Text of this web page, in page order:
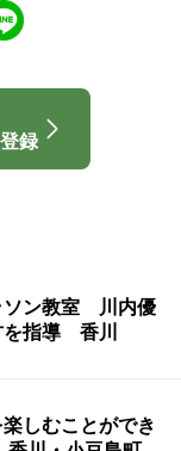
録
ソン教室 川内優
を指導 香川
しむことができ